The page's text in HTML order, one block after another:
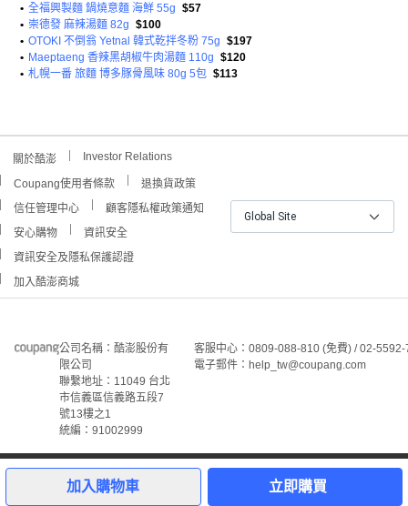
加入購物車 立即購買
• 全福興製麵 鍋燒意麵 海鮮 55g $57
• 崇德發 麻辣湯麵 82g $100
• OTOKI 不倒翁 Yetnal 韓式乾拌冬粉 75g $197
• Maeptaeng 香辣黑胡椒牛肉湯麵 110g $120
• 札幌一番 旅麵 博多豚骨風味 80g 5包 $113
關於酷澎 Investor Relations
Coupang使用者條款
退換貨政策
信任管理中心
顧客隱私權政策通知
安心購物
資訊安全
資訊安全及隱私保護認證
加入酷澎商城
Global Site
公司名稱：酷澎股份有
限公司
聯繫地址：11049 台北
市信義區信義路五段7
號13樓之1
統編：91002999
客服中心：0809-088-810 (免費) / 02-
電子郵件：help_tw@coupang.com
©Coupang Taiwan Co., Ltd. 保留所有權利。
本網站上顯示的所有商標、標誌和服務標誌均為酷澎股份有
限公司和/或其在美國和其他國家/地區註冊之關聯公司之所